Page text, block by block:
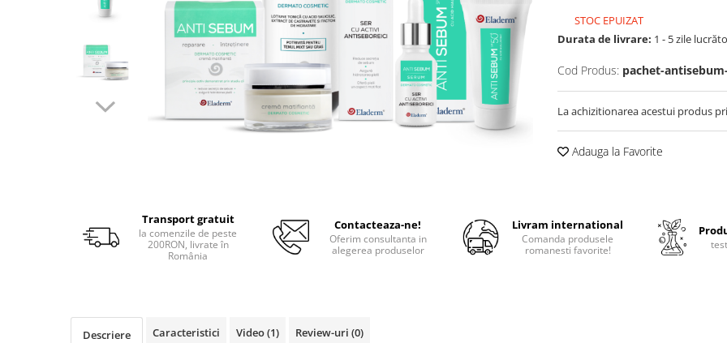
Produse pentru curatare
Creme Emoliente
Creme cu Uree
Produse pentru pete pigmentare
Evidence skincare
STOC EPUIZAT
Durata de livrare: 1 - 5 zile
Cod Produs: pachet-
La achizitionarea acestui produs
Adauga la Favorite
Transport gratuit
la comenzile de peste
200RON, livrate în
România
Contacteaza-ne!
Oferim consultanta in
alegerea produselor
Livram international
Comanda produsele
romanesti favorite!
Descriere Caracteristici Video(1) Review-uri (0)